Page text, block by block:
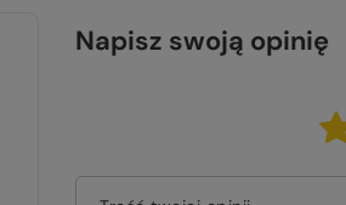
Napisz swoją opinię